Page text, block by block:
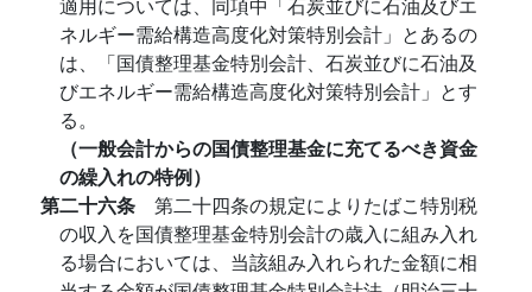
ネルギー需給構造高度化対策特別会計」とあるの
は、「国債整理基金特別会計、石炭並びに石油及
びエネルギー需給構造高度化対策特別会計」とす
る。
（一般会計からの国債整理基金に充てるべき資金
の繰入れの特例）
第二十六条 第二十四条の規定によりたばこ特別税
の収入を国債整理基金特別会計の歳入に組み入れ
る場合においては、当該組み入れられた金額に相